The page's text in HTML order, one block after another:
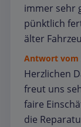
immer sehr
pünktlich
älter
Antwort vom
Herzlichen
freut uns
faire
die